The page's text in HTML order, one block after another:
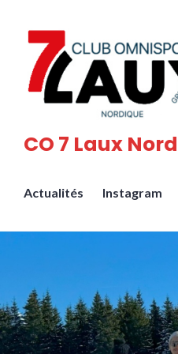
contenu
principal
CO 7 Laux
Actualités Instagram